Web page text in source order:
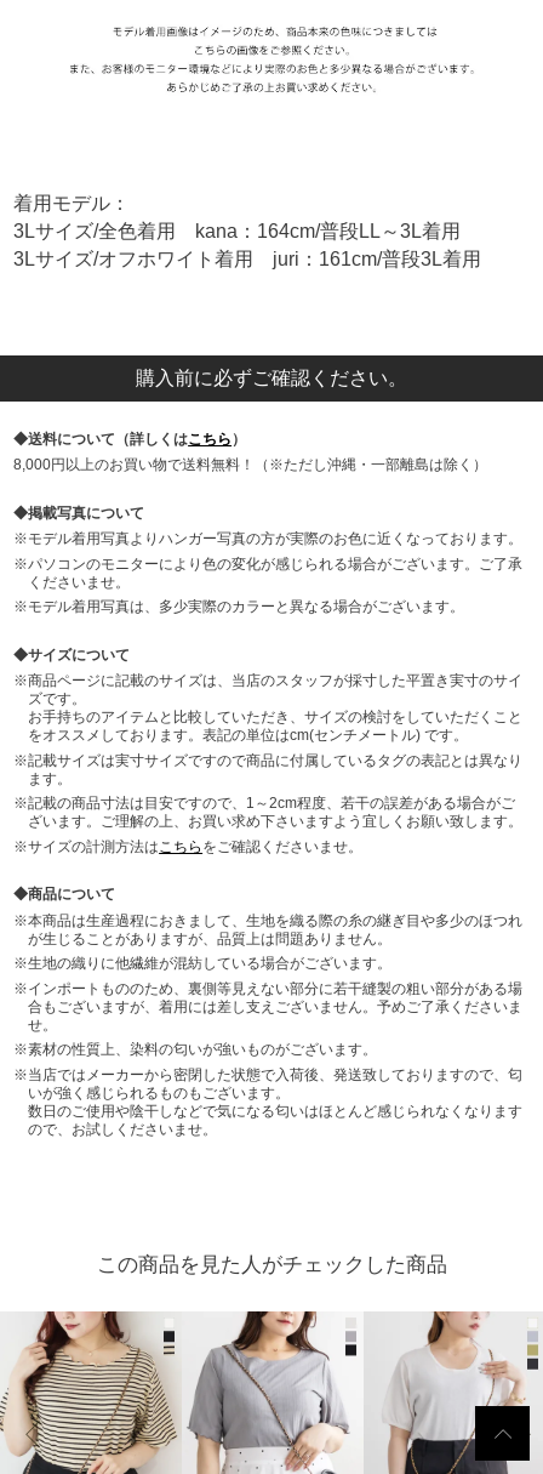
着用モデル：
3Lサイズ/全色着用 kana：164cm/普段LL～3L着用
3Lサイズ/オフホワイト着用 juri：161cm/普段3L着用
購入前に必ずご確認ください。
送料について（詳しくはこちら ）
8,000円以上のお買い物で送料無料！（※ただし沖縄・一部離島は除く）
掲載写真について
モデル着用写真よりハンガー写真の方が実際のお色に近くなっております。
パソコンのモニターにより色の変化が感じられる場合がございます。ご了承
くださいませ。
モデル着用写真は、多少実際のカラーと異なる場合がございます。
サイズについて
商品ページに記載のサイズは、当店のスタッフが採寸した平置き実寸のサイ
ズです。
お手持ちのアイテムと比較していただき、サイズの検討をしていただくこと
をオススメしております。表記の単位はcm(センチメートル) です。
記載サイズは実寸サイズですので商品に付属しているタグの表記とは異なり
ます。
記載の商品寸法は目安ですので、1～2cm程度、若干の誤差がある場合がご
ざいます。ご理解の上、お買い求め下さいますよう宜しくお願い致します。
サイズの計測方法は こちら をご確認くださいませ。
商品について
本商品は生産過程におきまして、生地を織る際の糸の継ぎ目や多少のほつれ
が生じることがありますが、品質上は問題ありません。
生地の織りに他繊維が混紡している場合がございます。
インポートもののため、裏側等見えない部分に若干縫製の粗い部分がある場
合もございますが、着用には差し支えございません。予めご了承くださいま
せ。
素材の性質上、染料の匂いが強いものがございます。
当店ではメーカーから密閉した状態で入荷後、発送致しておりますので、匂
いが強く感じられるものもございます。
数日のご使用や陰干しなどで気になる匂いはほとんど感じられなくなります
ので、お試しくださいませ。
この商品を見た人がチェックした商品